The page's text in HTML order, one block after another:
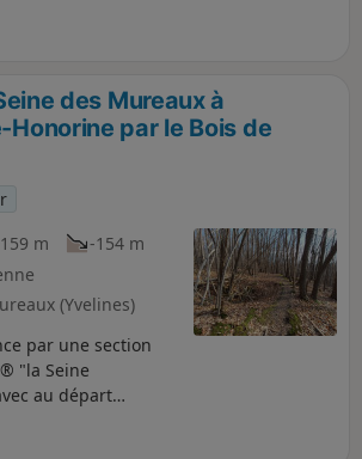
repérage pour les précisions.
des Mureaux à
par le Bois de
m
-154 m
(Yvelines)
par une section
"la Seine
au départ
chargement, un